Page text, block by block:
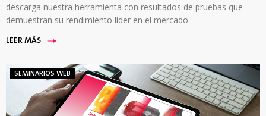
descarga nuestra herramienta con resultados de pruebas que
demuestran su rendimiento líder en el mercado.
LEER MÁS
SEMINARIOS WEB